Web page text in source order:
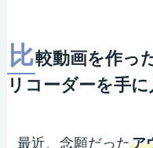
比較動画を作っ
リコーダーを手
最近、念願だったア